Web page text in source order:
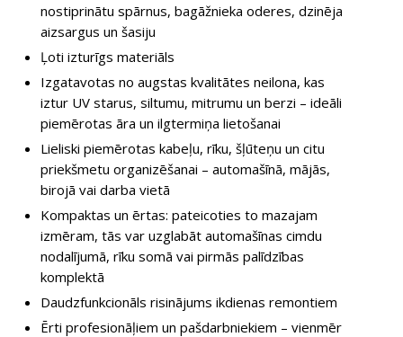
nostiprinātu spārnus, bagāžnieka oderes, dzinēja
aizsargus un šasiju
Ļoti izturīgs materiāls
Izgatavotas no augstas kvalitātes neilona, kas
iztur UV starus, siltumu, mitrumu un berzi – ideāli
piemērotas āra un ilgtermiņa lietošanai
Lieliski piemērotas kabeļu, rīku, šļūteņu un citu
priekšmetu organizēšanai – automašīnā, mājās,
birojā vai darba vietā
Kompaktas un ērtas: pateicoties to mazajam
izmēram, tās var uzglabāt automašīnas cimdu
nodalījumā, rīku somā vai pirmās palīdzības
komplektā
Daudzfunkcionāls risinājums ikdienas remontiem
Ērti profesionāļiem un pašdarbniekiem – vienmēr